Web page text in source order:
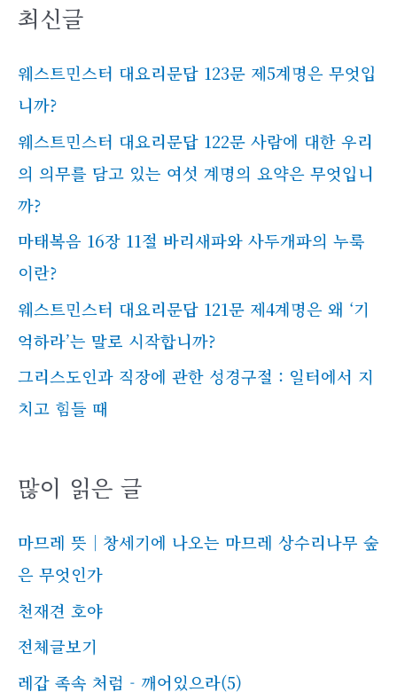
최신글
웨스트민스터 대요리문답 123문 제5계명은 무엇입
니까?
웨스트민스터 대요리문답 122문 사람에 대한 우리
의 의무를 담고 있는 여섯 계명의 요약은 무엇입니
까?
마태복음 16장 11절 바리새파와 사두개파의 누룩
이란?
웨스트민스터 대요리문답 121문 제4계명은 왜 ‘기
억하라’는 말로 시작합니까?
그리스도인과 직장에 관한 성경구절 : 일터에서 지
치고 힘들 때
많이 읽은 글
마므레 뜻｜창세기에 나오는 마므레 상수리나무 숲
은 무엇인가
천재견 호야
전체글보기
레갑 족속 처럼 - 깨어있으라(5)